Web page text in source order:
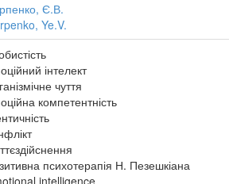
Є.В.
Ye.V.
інтелект
чуття
компетентність
психотерапія Н. Пезешкіана
intelligence